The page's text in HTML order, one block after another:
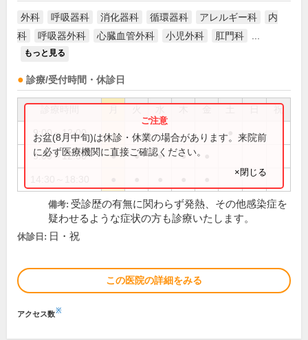
外科 呼吸器科 消化器科 循環器科 アレルギー科
内
科
呼吸器外科 心臓血管外科 小児外科 肛門科
もっと見る
診療/受付時間・休診日
祝
9:00～12:00
9:00～12:30 ● ● ● ●
お盆(8月中旬)は休診・休業の場合があります。来院前
に必ず医療機関に直接ご確認ください。
×閉じる
備考: 受診歴の有無に関わらず発熱、その他感染症を
疑わせるような症状の方も診療いたします。
休診日: 日・祝
この医院の詳細をみる
アクセス数※